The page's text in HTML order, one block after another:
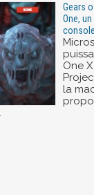
Gears
One,
One
la